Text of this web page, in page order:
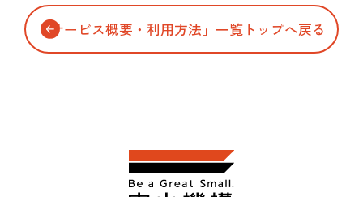
よくあるご質問
「サービス概要・利用方法」一覧トップへ戻る